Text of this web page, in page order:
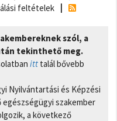
feltételek
szól, a
tekinthető meg.
itt talál bővebb
Nyilvántartási és Képzési
szakember
a következő